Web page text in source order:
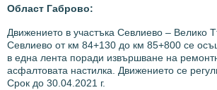
Област Габрово:
Движението в участъка Севлиево – Велико
Севлиево от км 84+130 до км 85+800 се
в една лента поради извършване на
асфалтовата настилка. Движението се
Срок до 30.04.2021 г.